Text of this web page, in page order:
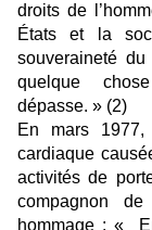
droits de
États et la
souveraineté
quelque
dépasse. » (2)
En mars
cardiaque
activités de
compagnon
hommage :«